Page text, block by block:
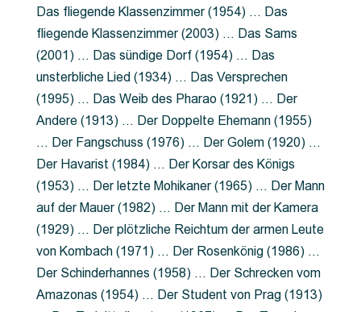
Das fliegende Klassenzimmer (1954) … Das
fliegende Klassenzimmer (2003) … Das Sams
(2001) … Das sündige Dorf (1954) … Das
unsterbliche Lied (1934) … Das Versprechen
(1995) … Das Weib des Pharao (1921) … Der
Andere (1913) … Der Doppelte Ehemann (1955)
… Der Fangschuss (1976) … Der Golem (1920) …
Der Havarist (1984) … Der Korsar des Königs
(1953) … Der letzte Mohikaner (1965) … Der Mann
auf der Mauer (1982) … Der Mann mit der Kamera
(1929) … Der plötzliche Reichtum der armen Leute
von Kombach (1971) … Der Rosenkönig (1986) …
Der Schinderhannes (1958) … Der Schrecken vom
Amazonas (1954) … Der Student von Prag (1913)